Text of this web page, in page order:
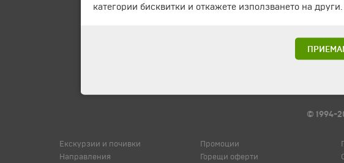
© 1994-
Екскурзии и почивки
Направления
Промоции
Горещи оферти
категории бисквитки и откажете използването на